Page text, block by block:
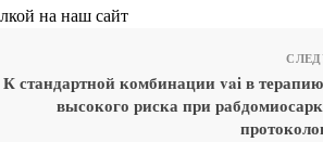
на наш сайт
К стандартной комбинации vai в
высокого риска при